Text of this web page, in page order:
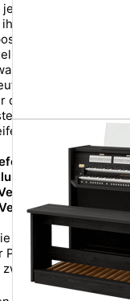
Organisten ein
hohen
von 38
sitzt der
die
hörbar macht.
den Organisten
und
in
wir Ihnen
Aufbau,
und
jedoch, dass die
Premiumlieferung je
1-2 Wochen